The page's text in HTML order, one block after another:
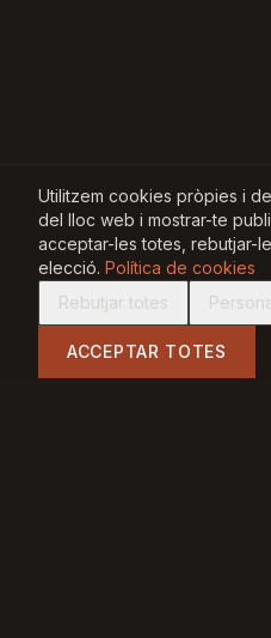
Utilitzem cookies pròpies i
del lloc web i mostrar-te
acceptar-les totes, rebutjar-
elecció. Política de cookies
Rebutjar totes
ACCEPTAR TOTES